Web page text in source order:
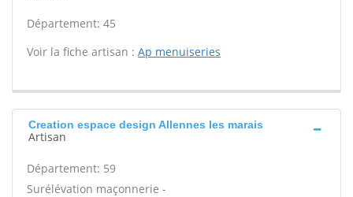
Département: 45
Voir la fiche artisan : Ap menuiseries
Creation espace design Allennes les marais
Artisan
Département: 59
Surélévation maçonnerie -